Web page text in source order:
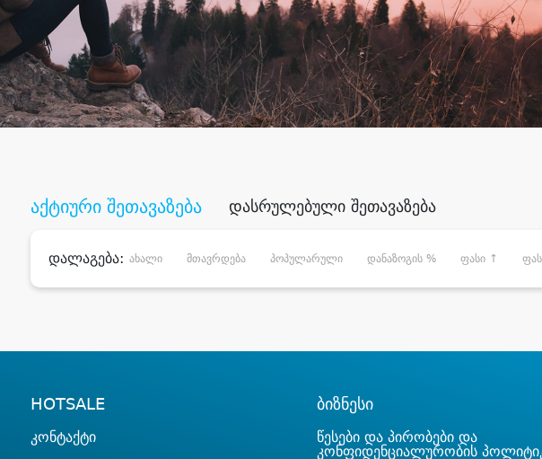
აქტიური შეთავაზება დასრულებული შეთავაზება
დალაგება: ახალი მთავრდება პოპულარული დანაზოგის % ფასი ↑
HOTSALE
კონტაქტი
ბიზნესი
წესები და პირობები და
კონფიდენციალურობის